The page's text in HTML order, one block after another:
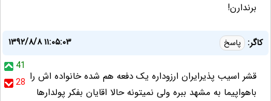
برندارن!
کاگر: پاسخ
۱۳۹۲/۸/۸ ۱۱:۰۵:۰۳
41
28 قشر اسیب پذیرایران ارزوداره یک دفعه هم شده خانواده اش را
باهواپیما به مشهد ببره ولی نمیتونه حالا اقایان بفکر پولدارها